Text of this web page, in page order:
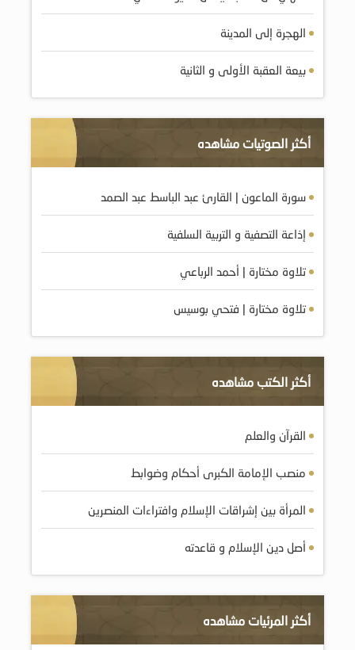
الهجرة إلى المدينة
بيعة العقبة الأولى و الثانية
أكثر الصوتيات مشاهده
سورة الماعون | القارئ عبد الباسط عبد الصمد
إذاعة التصفية و التربية السلفية
تلاوة مختارة | أحمد الرباعي
تلاوة مختارة | فتحي بوسيس
أكثر الكتب مشاهده
القرآن والعلم
منصب الإمامة الكبرى أحكام وضوابط
المرأة بين إشراقات الإسلام وافتراءات المنصرين
أصل دين الإسلام و قاعدته
أكثر المرئيات مشاهده